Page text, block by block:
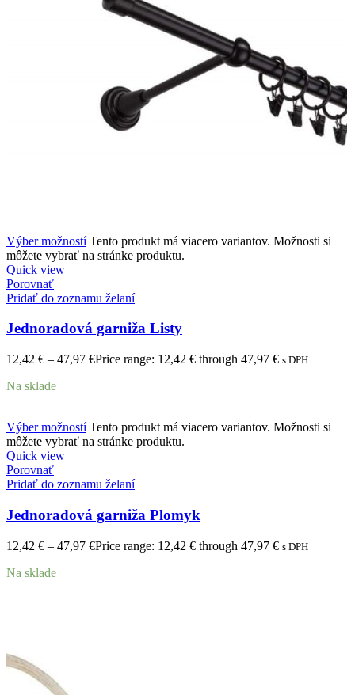
Výber možností Tento produkt má viacero variantov. Možnosti si
môžete vybrať na stránke produktu.
Quick view
Porovnať
Pridať do zoznamu želaní
Jednoradová garniža Listy
12,42 € – 47,97 €Price range: 12,42 € through 47,97 € s DPH
Na sklade
Výber možností Tento produkt má viacero variantov. Možnosti si
môžete vybrať na stránke produktu.
Quick view
Porovnať
Pridať do zoznamu želaní
Jednoradová garniža Plomyk
12,42 € – 47,97 €Price range: 12,42 € through 47,97 € s DPH
Na sklade